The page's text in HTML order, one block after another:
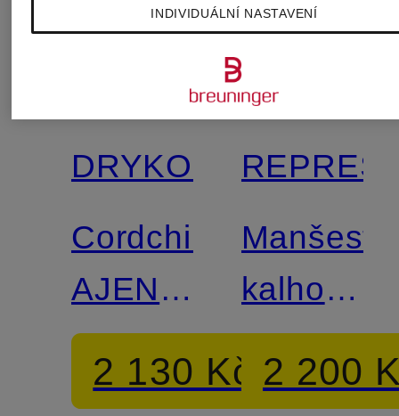
sleva
DRYKORN
Cordchino
AJEND
Slim Fit
2 130 Kč
sleva
kalhoty
Regular
Fit2 200
INDIVIDUÁLNÍ NASTAVENÍ